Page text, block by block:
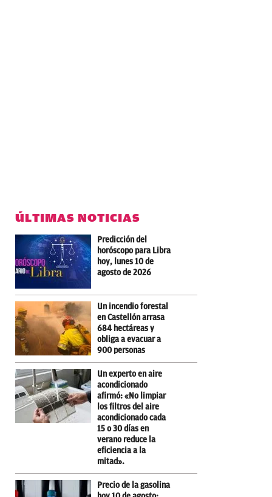
ÚLTIMAS NOTICIAS
Predicción del
horóscopo para Libra
hoy, lunes 10 de
agosto de 2026
Un incendio forestal
en Castellón arrasa
684 hectáreas y
obliga a evacuar a
900 personas
Un experto en aire
acondicionado
afirmó: «No limpiar
los filtros del aire
acondicionado cada
15 o 30 días en
verano reduce la
eficiencia a la
mitad».
Precio de la gasolina